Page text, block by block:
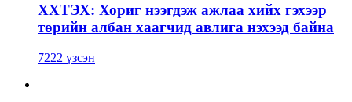
ХХТЭХ: Хориг нээгдэж ажлаа хийх гэхээр
төрийн албан хаагчид авлига нэхээд байна
7222 үзсэн